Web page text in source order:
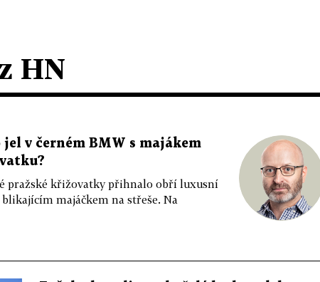
HN
jel v černém BMW s majákem
pražské křižovatky přihnalo obří luxusní
majáčkem na střeše. Na